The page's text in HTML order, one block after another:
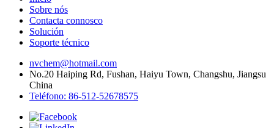
Sobre nós
Contacta connosco
Solución
Soporte técnico
nvchem@hotmail.com
No.20 Haiping Rd, Fushan, Haiyu Town, Changshu, Jiangsu
China
Teléfono: 86-512-52678575